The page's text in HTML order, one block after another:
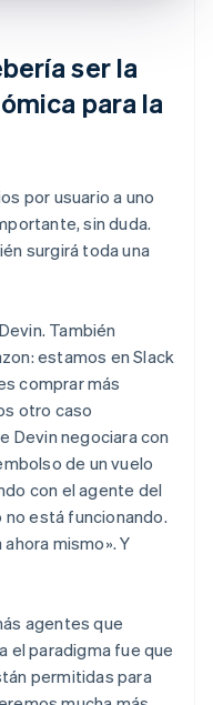
ser la
para la
por usuario a uno
sin duda.
surgirá toda una
También
estamos en Slack
comprar más
otro caso
Devin negociara con
de un vuelo
con el agente del
no está funcionando.
mismo». Y
agentes que
el paradigma fue que
permitidas para